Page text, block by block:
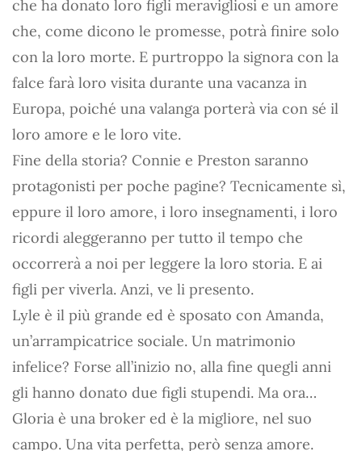
che ha donato loro figli meravigliosi e un amore
che, come dicono le promesse, potrà finire solo
con la loro morte. E purtroppo la signora con la
falce farà loro visita durante una vacanza in
Europa, poiché una valanga porterà via con sé il
loro amore e le loro vite.
Fine della storia? Connie e Preston saranno
protagonisti per poche pagine? Tecnicamente sì,
eppure il loro amore, i loro insegnamenti, i loro
ricordi aleggeranno per tutto il tempo che
occorrerà a noi per leggere la loro storia. E ai
figli per viverla. Anzi, ve li presento.
Lyle è il più grande ed è sposato con Amanda,
un’arrampicatrice sociale. Un matrimonio
infelice? Forse all’inizio no, alla fine quegli anni
gli hanno donato due figli stupendi. Ma ora…
Gloria è una broker ed è la migliore, nel suo
campo. Una vita perfetta, però senza amore.